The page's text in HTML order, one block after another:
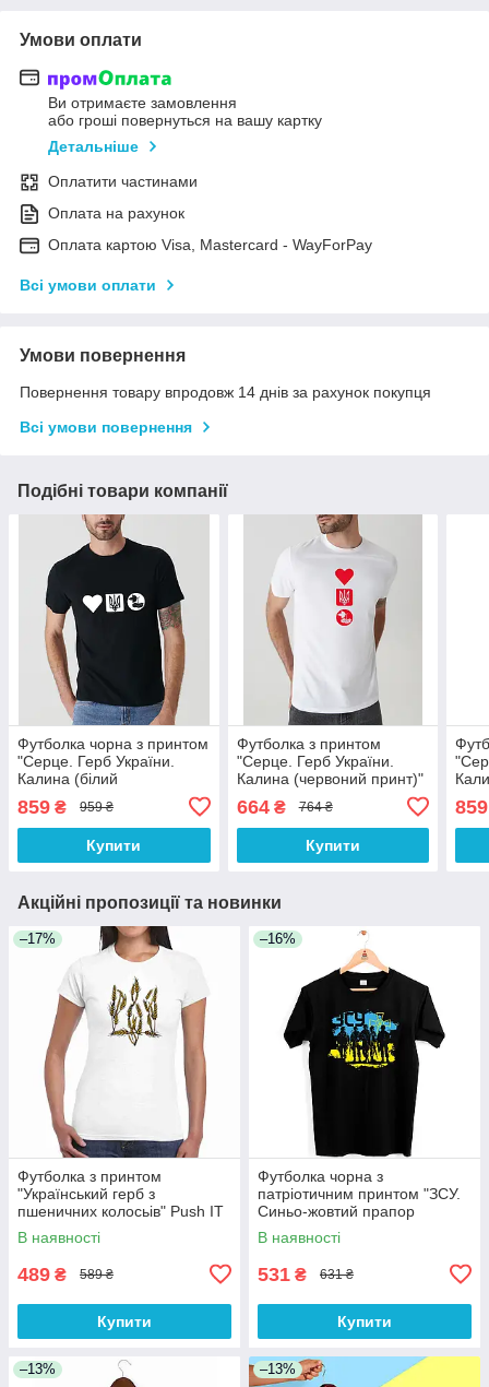
Умови оплати
Ви отримаєте замовлення
або гроші повернуться на вашу картку
Детальніше
Оплатити частинами
Оплата на рахунок
Оплата картою Visa, Mastercard - WayForPay
Всі умови оплати
Умови повернення
Повернення товару впродовж 14 днів за рахунок покупця
Всі умови повернення
Подібні товари компанії
Футболка чорна з принтом
"Серце. Герб України.
Калина (білий
Push IT
859 ₴ 959 ₴
Купити
Футболка з принтом
"Серце. Герб України.
Калина (червоний принт)"
664₴ 764 ₴
Купити
859
Акційні пропозиції та новинки
–17%
Футболка з принтом
"Український герб з
пшеничних колосьів" Push IT
В наявності
489 ₴ 589 ₴
Купити
–16%
Футболка чорна з
патріотичним принтом "ЗСУ.
Синьо-жовтий прапор
України. Воїни" Push IT
В наявності
531 ₴ 631 ₴
Купити
–13% –13%